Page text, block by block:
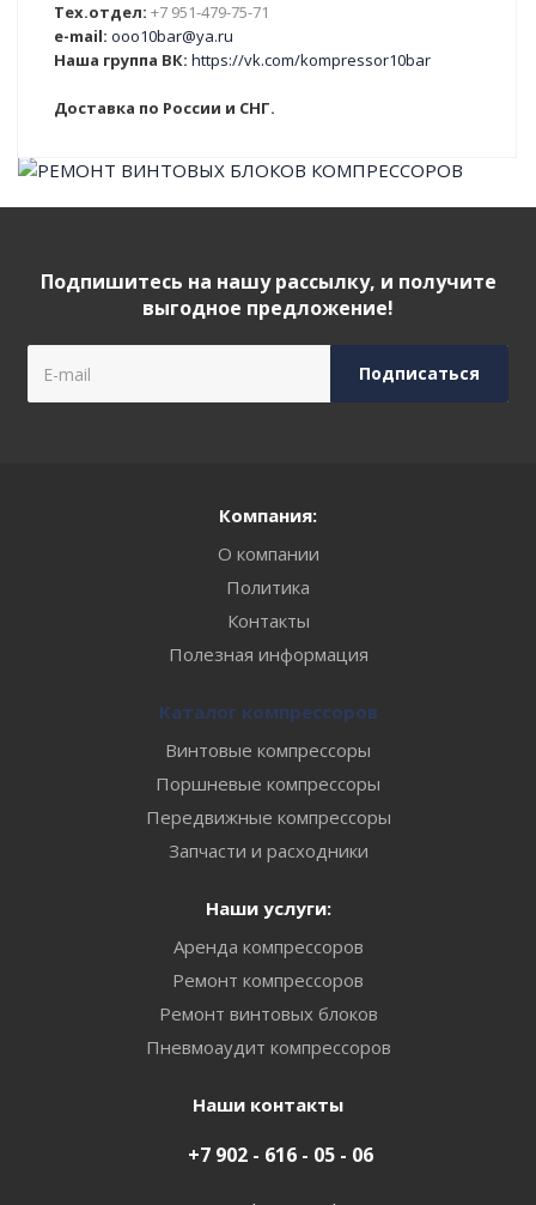
Тех.отдел: +7 951-479-75-71
e-mail: ooo10bar@ya.ru
Наша группа ВК: https://vk.com/kompressor10bar
Доставка по России и СНГ.
Подпишитесь на нашу рассылку, и получите
выгодное предложение!
Компания:
О компании
Политика
Контакты
Полезная информация
Каталог компрессоров
Винтовые компрессоры
Поршневые компрессоры
Передвижные компрессоры
Запчасти и расходники
Наши услуги:
Аренда компрессоров
Ремонт компрессоров
Ремонт винтовых блоков
Пневмоаудит компрессоров
Наши контакты
+7 902 - 616 - 05 - 06